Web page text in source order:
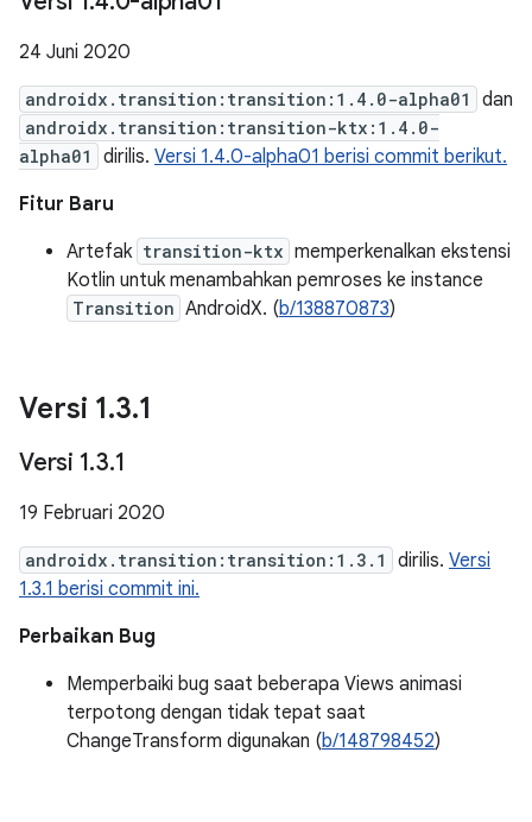
24 Juni 2020
androidx.transition:transition:1.4.0-alpha01 dan
androidx.transition:transition-ktx:1.4.0-
alpha01
dirilis. Versi 1.4.0-alpha01 berisi commit berikut.
Fitur Baru
Artefak transition-ktx memperkenalkan ekstensi
Kotlin untuk menambahkan pemroses ke instance
Transition AndroidX. (b/138870873)
Versi 1.3.1
Versi 1.3.1
19 Februari 2020
androidx.transition:transition:1.3.1 dirilis. Versi
1.3.1 berisi commit ini.
Perbaikan Bug
Memperbaiki bug saat beberapa Views animasi
terpotong dengan tidak tepat saat
ChangeTransform digunakan (b/148798452)